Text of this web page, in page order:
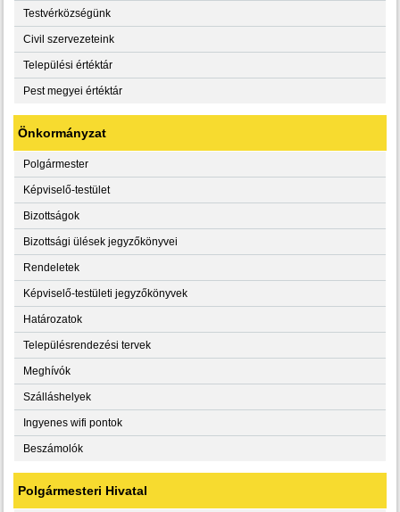
Testvérközségünk
Civil szervezeteink
Települési értéktár
Pest megyei értéktár
Önkormányzat
Polgármester
Képviselő-testület
Bizottságok
Bizottsági ülések jegyzőkönyvei
Rendeletek
Képviselő-testületi jegyzőkönyvek
Határozatok
Településrendezési tervek
Meghívók
Szálláshelyek
Ingyenes wifi pontok
Beszámolók
Polgármesteri Hivatal